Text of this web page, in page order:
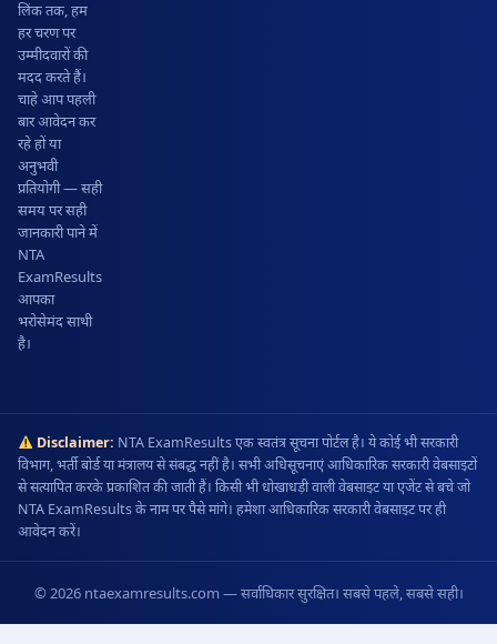
लिंक तक, हम
हर चरण पर
उम्मीदवारों की
मदद करते हैं।
चाहे आप पहली
बार आवेदन कर
रहे हों या
अनुभवी
प्रतियोगी — सही
समय पर सही
जानकारी पाने में
NTA
ExamResults
आपका
भरोसेमंद साथी
है।
Disclaimer: NTA ExamResults एक स्वतंत्र सूचना पोर्टल है। ये कोई भी सरकारी
विभाग, भर्ती बोर्ड या मंत्रालय से संबद्ध नहीं है। सभी अधिसूचनाएं आधिकारिक सरकारी वेबसाइटों
से सत्यापित करके प्रकाशित की जाती हैं। किसी भी धोखाधड़ी वाली वेबसाइट या एजेंट से बचे जो
NTA ExamResults के नाम पर पैसे मांगे। हमेशा आधिकारिक सरकारी वेबसाइट पर ही
आवेदन करें।
© 2026 ntaexamresults.com — सर्वाधिकार सुरक्षित। सबसे पहले, सबसे सही।